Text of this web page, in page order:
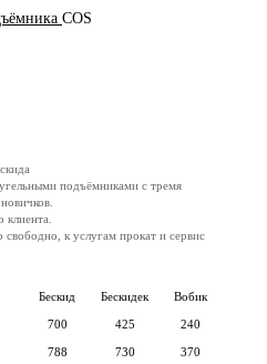
COS
подъёмниками с тремя
свободно, к услугам прокат и сервис
Бескид Бескидек Вобик
700 425 240
788 730 370